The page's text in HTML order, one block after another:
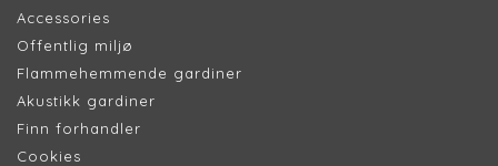
Accessories
Offentlig miljø
Flammehemmende gardiner
Akustikk gardiner
Finn forhandler
Cookies